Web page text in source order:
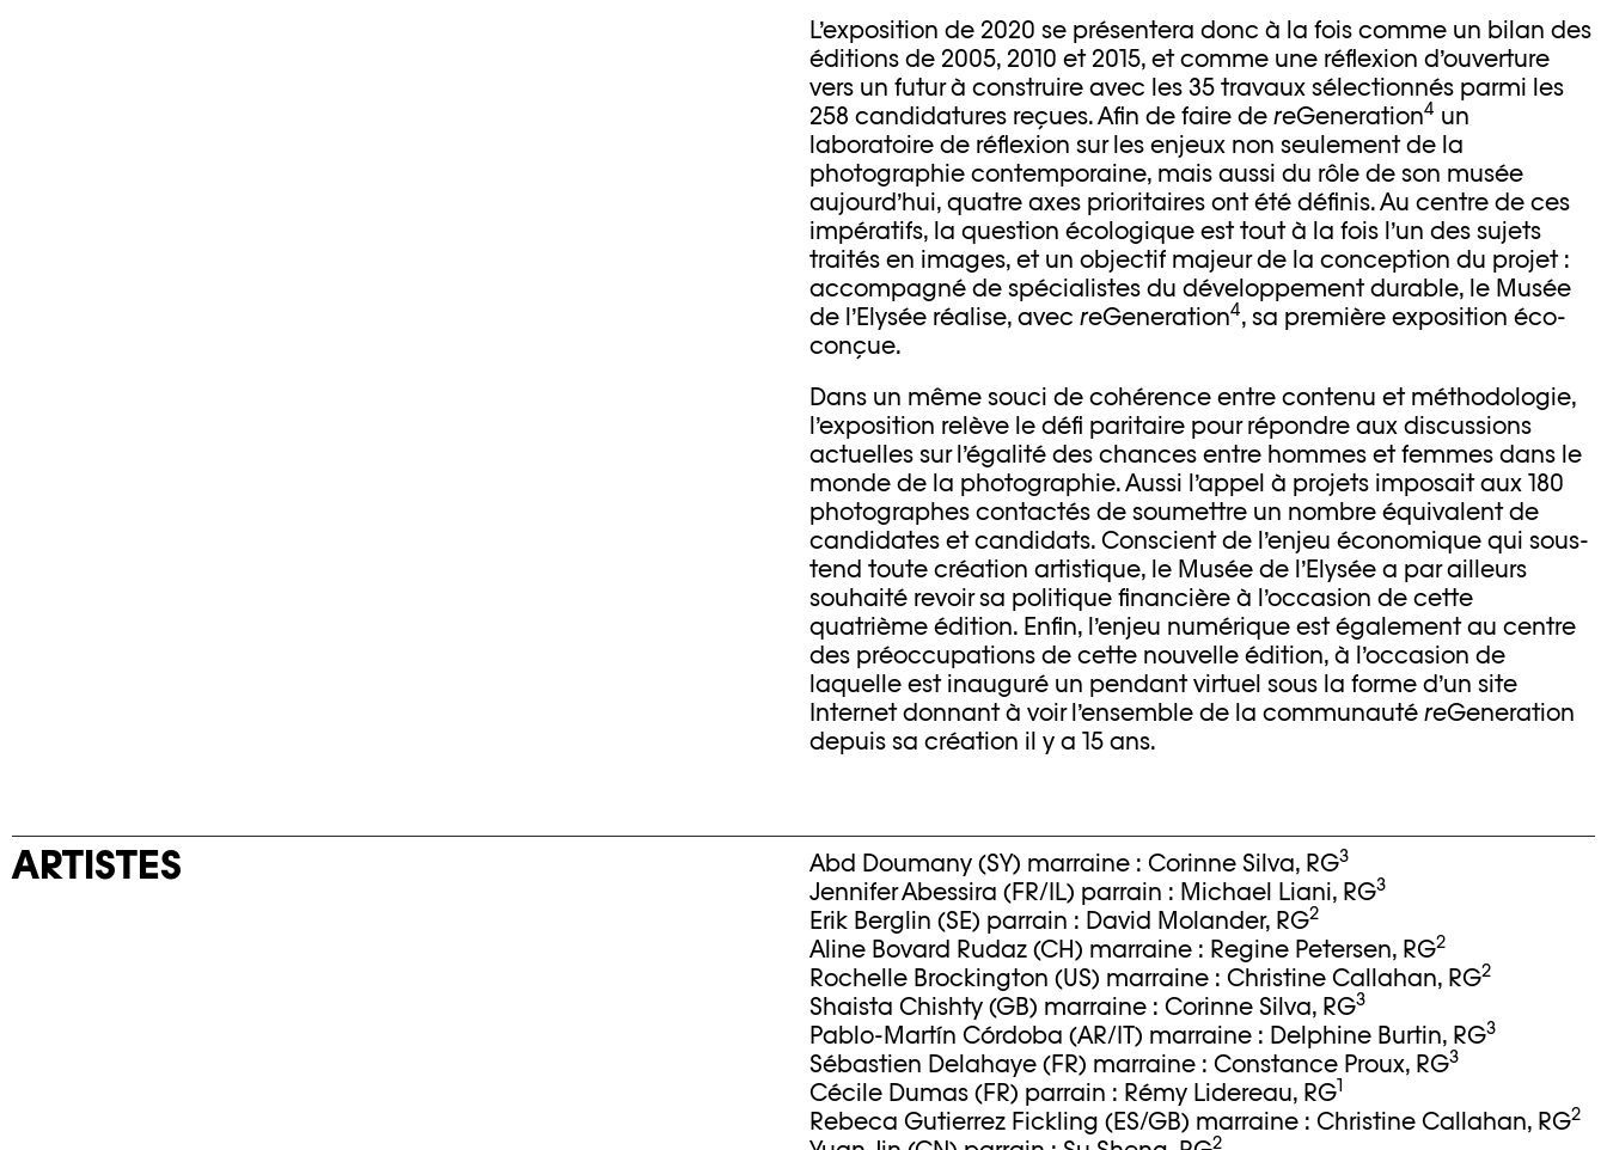
L’exposition de 2020 se présentera donc à la fois comme un bilan des
éditions de 2005, 2010 et 2015, et comme une réflexion d’ouverture
vers un futur à construire avec les 35 travaux sélectionnés parmi les
258 candidatures reçues. Afin de faire de reGeneration4 un
laboratoire de réflexion sur les enjeux non seulement de la
photographie contemporaine, mais aussi du rôle de son musée
aujourd’hui, quatre axes prioritaires ont été définis. Au centre de ces
impératifs, la question écologique est tout à la fois l’un des sujets
traités en images, et un objectif majeur de la conception du projet :
accompagné de spécialistes du développement durable, le Musée
de l’Elysée réalise, avec reGeneration4, sa première exposition éco-
conçue.
Dans un même souci de cohérence entre contenu et méthodologie,
l’exposition relève le défi paritaire pour répondre aux discussions
actuelles sur l’égalité des chances entre hommes et femmes dans le
monde de la photographie. Aussi l’appel à projets imposait aux 180
photographes contactés de soumettre un nombre équivalent de
candidates et candidats. Conscient de l’enjeu économique qui sous-
tend toute création artistique, le Musée de l’Elysée a par ailleurs
souhaité revoir sa politique financière à l’occasion de cette
quatrième édition. Enfin, l’enjeu numérique est également au centre
des préoccupations de cette nouvelle édition, à l’occasion de
laquelle est inauguré un pendant virtuel sous la forme d’un site
Internet donnant à voir l’ensemble de la communauté reGeneration
depuis sa création il y a 15 ans.
ARTISTES Abd Doumany (SY) marraine : Corinne Silva, RG3
Jennifer Abessira (FR/IL) parrain : Michael Liani, RG3
Erik Berglin (SE) parrain : David Molander, RG2
Aline Bovard Rudaz (CH) marraine : Regine Petersen, RG2
Rochelle Brockington (US) marraine : Christine Callahan, RG2
Shaista Chishty (GB) marraine : Corinne Silva, RG3
Pablo-Martín Córdoba (AR/IT) marraine : Delphine Burtin, RG3
Sébastien Delahaye (FR) marraine : Constance Proux, RG3
Cécile Dumas (FR) parrain : Rémy Lidereau, RG1
Rebeca Gutierrez Fickling (ES/GB) marraine : Christine Callahan, RG2
2